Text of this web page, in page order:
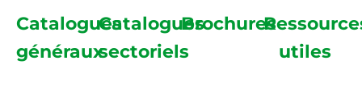
Catalogues
généraux
Catalogues
sectoriels
Brochures
utiles